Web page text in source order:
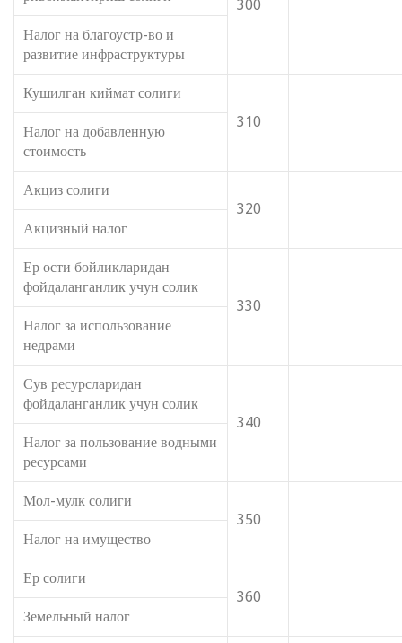
300
Налог на благоустр-во и
развитие инфраструктуры
Кушилган киймат солиги
310
Налог на добавленную
стоимость
Акциз солиги
320
Акцизный налог
Ер ости бойликларидан
фойдаланганлик учун солик
330
Налог за использование
недрами
Сув ресурсларидан
фойдаланганлик учун солик
340
Налог за пользование водными
ресурсами
Мол-мулк солиги
350
Налог на имущество
Ер солиги
360
Земельный налог